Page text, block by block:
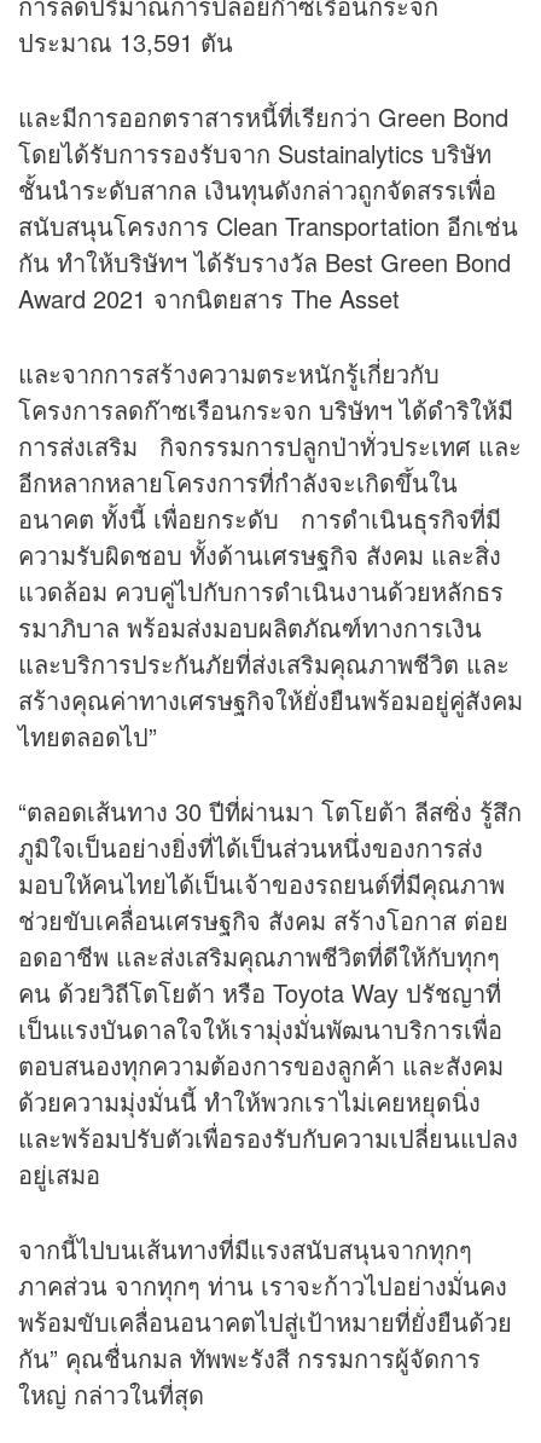
ประมาณ 13,591 ตัน
และมีการออกตราสารหนี้ที่เรียกว่า Green Bond
โดยได้รับการรองรับจาก Sustainalytics บริษัท
ชั้นนำระดับสากล เงินทุนดังกล่าวถูกจัดสรรเพื่อ
สนับสนุนโครงการ Clean Transportation อีกเช่น
กัน ทำให้บริษัทฯ ได้รับรางวัล Best Green Bond
Award 2021 จากนิตยสาร The Asset
และจากการสร้างความตระหนักรู้เกี่ยวกับ
โครงการลดก๊าซเรือนกระจก บริษัทฯ ได้ดำริให้มี
การส่งเสริม กิจกรรมการปลูกป่าทั่วประเทศ และ
อีกหลากหลายโครงการที่กำลังจะเกิดขึ้นใน
อนาคต ทั้งนี้ เพื่อยกระดับ การดำเนินธุรกิจที่มี
ความรับผิดชอบ ทั้งด้านเศรษฐกิจ สังคม และสิ่ง
แวดล้อม ควบคู่ไปกับการดำเนินงานด้วยหลักธร
รมาภิบาล พร้อมส่งมอบผลิตภัณฑ์ทางการเงิน
และบริการประกันภัยที่ส่งเสริมคุณภาพชีวิต และ
สร้างคุณค่าทางเศรษฐกิจให้ยั่งยืนพร้อมอยู่คู่สังคม
ไทยตลอดไป”
“ตลอดเส้นทาง 30 ปีที่ผ่านมา โตโยต้า ลีสซิ่ง รู้สึก
ภูมิใจเป็นอย่างยิ่งที่ได้เป็นส่วนหนึ่งของการส่ง
มอบให้คนไทยได้เป็นเจ้าของรถยนต์ที่มีคุณภาพ
ช่วยขับเคลื่อนเศรษฐกิจ สังคม สร้างโอกาส ต่อย
อดอาชีพ และส่งเสริมคุณภาพชีวิตที่ดีให้กับทุกๆ
คน ด้วยวิถีโตโยต้า หรือ Toyota Way ปรัชญาที่
เป็นแรงบันดาลใจให้เรามุ่งมั่นพัฒนาบริการเพื่อ
ตอบสนองทุกความต้องการของลูกค้า และสังคม
ด้วยความมุ่งมั่นนี้ ทำให้พวกเราไม่เคยหยุดนิ่ง
และพร้อมปรับตัวเพื่อรองรับกับความเปลี่ยนแปลง
อยู่เสมอ
จากนี้ไปบนเส้นทางที่มีแรงสนับสนุนจากทุกๆ
ภาคส่วน จากทุกๆ ท่าน เราจะก้าวไปอย่างมั่นคง
พร้อมขับเคลื่อนอนาคตไปสู่เป้าหมายที่ยั่งยืนด้วย
กัน” คุณชื่นกมล ทัพพะรังสี กรรมการผู้จัดการ
ใหญ่ กล่าวในที่สุด